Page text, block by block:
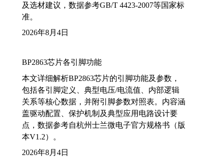
及选材建议，数据参考GB/T 4423-2007等国家标
准。
2026年8月4日
BP2863芯片各引脚功能
本文详细解析BP2863芯片的引脚功能及参数，
包括各引脚定义、典型电压/电流值、内部逻辑
关系等核心数据，并附引脚参数对照表。内容涵
盖驱动配置、保护机制及典型应用电路设计要
点，数据参考自杭州士兰微电子官方规格书（版
本V1.2）。
2026年8月4日